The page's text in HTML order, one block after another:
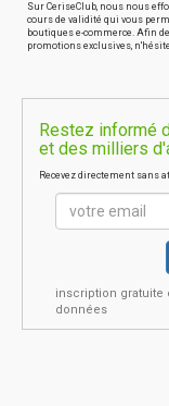
Sur CeriseClub, nous nous
cours de validité qui vous
boutiques e-commerce. Afin
promotions exclusives,
Restez informé
et des milliers
Recevez directement sans
inscription gratuite
données